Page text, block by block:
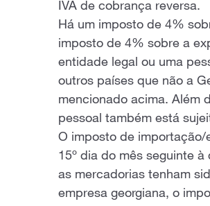
IVA de cobrança reversa.
Há um imposto de 4%
imposto de 4% sobre a
entidade legal ou uma
outros países que não a
mencionado acima. Além
pessoal também está
O imposto de
15º dia do mês seguinte
as mercadorias tenham
empresa georgiana, o